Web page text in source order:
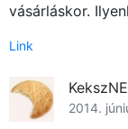
vásárláskor.
Link
2014.